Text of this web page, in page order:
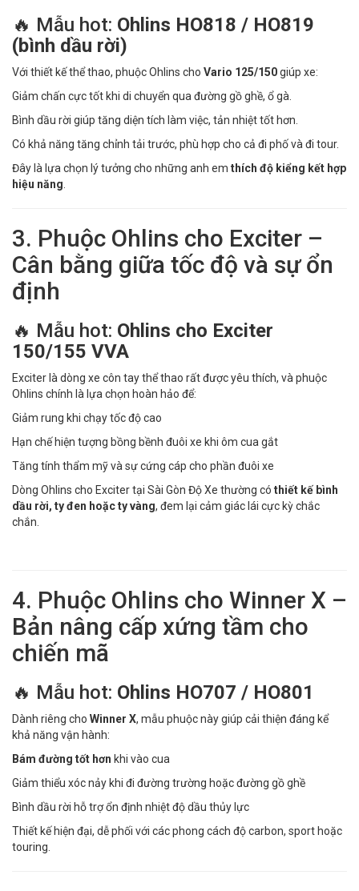
🔥 Mẫu hot: Ohlins HO818 / HO819
(bình dầu rời)
Với thiết kế thể thao, phuộc Ohlins cho Vario 125/150giúp xe:
Giảm chấn cực tốt khi di chuyển qua đường gồ ghề, ổ gà.
Bình dầu rời giúp tăng diện tích làm việc, tản nhiệt tốt hơn.
Có khả năng tăng chỉnh tải trước, phù hợp cho cả đi phố và đi tour.
Đây là lựa chọn lý tưởng cho những anh em thích độ kiểng kết hợp
hiệu năng
3. Phuộc Ohlins cho Exciter –
Cân bằng giữa tốc độ và sự ổn
định
🔥 Mẫu hot: Ohlins cho Exciter
150/155 VVA
Exciter là dòng xe côn tay thể thao rất được yêu thích, và phuộc
Ohlins chính là lựa chọn hoàn hảo để:
Giảm rung khi chạy tốc độ cao
Hạn chế hiện tượng bồng bềnh đuôi xe khi ôm cua gắt
Tăng tính thẩm mỹ và sự cứng cáp cho phần đuôi xe
Dòng Ohlins cho Exciter tại Sài Gòn Độ Xe thường có thiết kế bình
dầu rời, ty đen hoặc ty vàng, đem lại cảm giác lái cực kỳ chắc
chắn.
4. Phuộc Ohlins cho Winner X –
Bản nâng cấp xứng tầm cho
chiến mã
🔥 Mẫu hot: Ohlins HO707 / HO801
Dành riêng cho Winner X, mẫu phuộc này giúp cải thiện đáng kể
khả năng vận hành:
Bám đường tốt hơn khi vào cua
Giảm thiểu xóc nảy khi đi đường trường hoặc đường gồ ghề
Bình dầu rời hỗ trợ ổn định nhiệt độ dầu thủy lực
Thiết kế hiện đại, dễ phối với các phong cách độ carbon, sport hoặc
touring.